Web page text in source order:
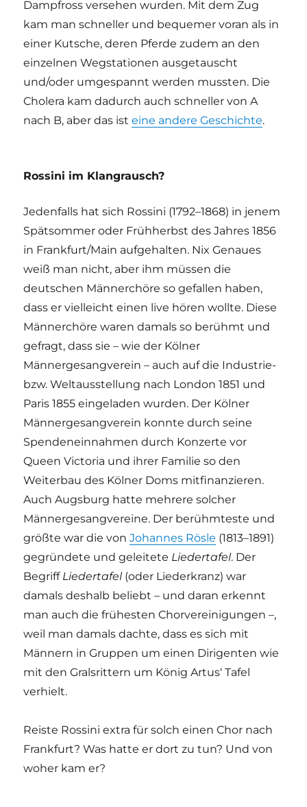
Dampfross versehen wurden. Mit dem Zug
kam man schneller und bequemer voran als in
einer Kutsche, deren Pferde zudem an den
einzelnen Wegstationen ausgetauscht
und/oder umgespannt werden mussten. Die
Cholera kam dadurch auch schneller von A
nach B, aber das isteine andere Geschichte.
Rossini im Klangrausch?
Jedenfalls hat sich Rossini (1792–1868) in jenem
Spätsommer oder Frühherbst des Jahres 1856
in Frankfurt/Main aufgehalten. Nix Genaues
weiß man nicht, aber ihm müssen die
deutschen Männerchöre so gefallen haben,
dass er vielleicht einen live hören wollte. Diese
Männerchöre waren damals so berühmt und
gefragt, dass sie – wie der Kölner
Männergesangverein – auch auf die Industrie-
bzw. Weltausstellung nach London 1851 und
Paris 1855 eingeladen wurden. Der Kölner
Männergesangverein konnte durch seine
Spendeneinnahmen durch Konzerte vor
Queen Victoria und ihrer Familie so den
Weiterbau des Kölner Doms mitfinanzieren.
Auch Augsburg hatte mehrere solcher
Männergesangvereine. Der berühmteste und
größte war die vonJohannes Rösle (1813–1891)
gegründete und geleitete Liedertafel. Der
Begriff Liedertafel(oder Liederkranz) war
damals deshalb beliebt – und daran erkennt
man auch die frühesten Chorvereinigungen –,
weil man damals dachte, dass es sich mit
Männern in Gruppen um einen Dirigenten wie
mit den Gralsrittern um König Artus‘ Tafel
verhielt.
Reiste Rossini extra für solch einen Chor nach
Frankfurt? Was hatte er dort zu tun? Und von
woher kam er?